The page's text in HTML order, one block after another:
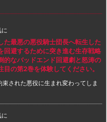
に
た最悪の悪役騎士団長へ転生した
回避するために突き進む生存戦略
的なバッドエンド回避劇と怒涛の
目の第2巻を体験してください。
された悪役に生まれ変わってしま
に